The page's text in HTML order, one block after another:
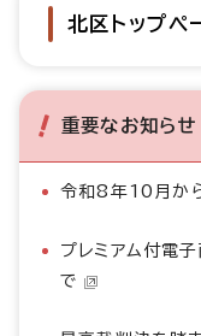
北区トップペ
重要なお知らせ
令和8年10月か
プレミアム付電
で